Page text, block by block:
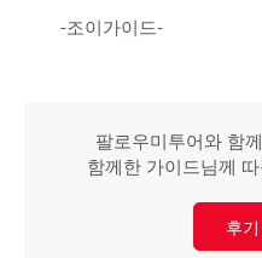
-조이가이드-
팔로우미투어와 함
함께한 가이드님께
후